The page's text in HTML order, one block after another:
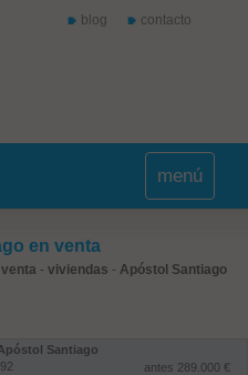
blog contacto
menú
en venta
venta - viviendas - Apóstol Santiago
Santiago
antes 289.000 €